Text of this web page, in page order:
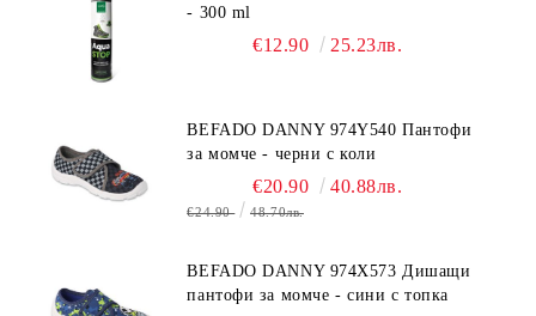
- 300 ml
€12.90 25.23лв.
BEFADO DANNY 974Y540 Пантофи
за момче - черни с коли
€20.90 40.88лв.
€24.90 48.70лв.
BEFADO DANNY 974X573 Дишащи
пантофи за момче - сини с топка